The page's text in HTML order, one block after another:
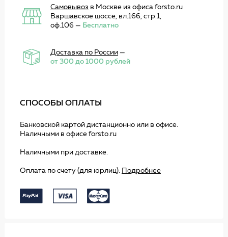
Самовывоз в Москве из офиса forsto.ru
Варшавское шоссе, вл.166, стр.1,
оф.106 — Бесплатно
Доставка по России—
от 300 до 1000 рублей
СПОСОБЫ ОПЛАТЫ
Банковской картой дистанционно или в офисе.
Наличными в офисе forsto.ru
Наличными при доставке.
Оплата по счету (для юрлиц). Подробнее